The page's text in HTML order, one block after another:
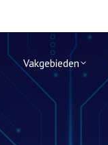
Vakgebieden